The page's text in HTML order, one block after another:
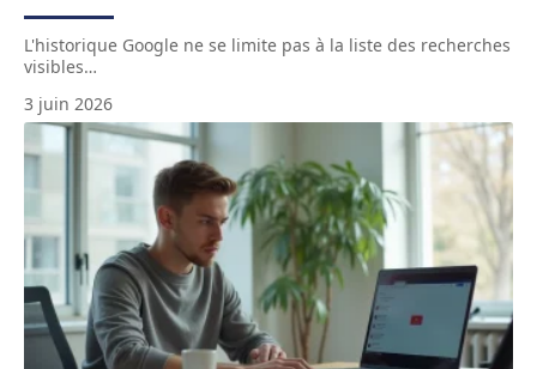
L'historique Google ne se limite pas à la liste des recherches
visibles…
3 juin 2026